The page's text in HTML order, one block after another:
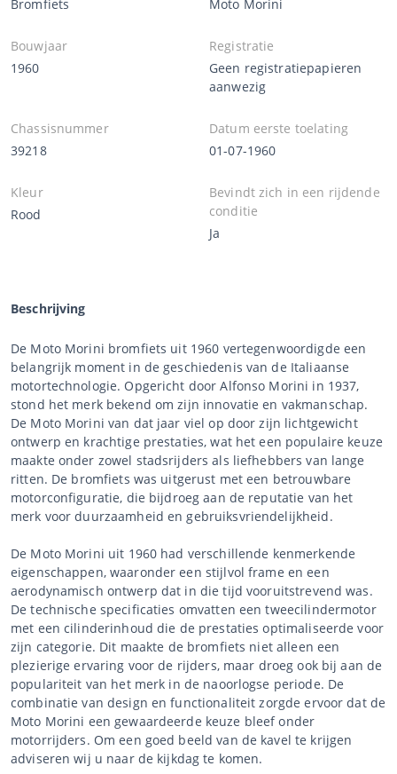
Bromfiets
Moto Morini
Bouwjaar
1960
Registratie
Geen registratiepapieren
aanwezig
Chassisnummer
39218
Datum eerste toelating
01-07-1960
Kleur
Rood
Bevindt zich in een rijdende
conditie
Ja
Beschrijving
De Moto Morini bromfiets uit 1960 vertegenwoordigde een
belangrijk moment in de geschiedenis van de Italiaanse
motortechnologie. Opgericht door Alfonso Morini in 1937,
stond het merk bekend om zijn innovatie en vakmanschap.
De Moto Morini van dat jaar viel op door zijn lichtgewicht
ontwerp en krachtige prestaties, wat het een populaire keuze
maakte onder zowel stadsrijders als liefhebbers van lange
ritten. De bromfiets was uitgerust met een betrouwbare
motorconfiguratie, die bijdroeg aan de reputatie van het
merk voor duurzaamheid en gebruiksvriendelijkheid.
De Moto Morini uit 1960 had verschillende kenmerkende
eigenschappen, waaronder een stijlvol frame en een
aerodynamisch ontwerp dat in die tijd vooruitstrevend was.
De technische specificaties omvatten een tweecilindermotor
met een cilinderinhoud die de prestaties optimaliseerde voor
zijn categorie. Dit maakte de bromfiets niet alleen een
plezierige ervaring voor de rijders, maar droeg ook bij aan de
populariteit van het merk in de naoorlogse periode. De
combinatie van design en functionaliteit zorgde ervoor dat de
Moto Morini een gewaardeerde keuze bleef onder
motorrijders. Om een goed beeld van de kavel te krijgen
adviseren wij u naar de kijkdag te komen.